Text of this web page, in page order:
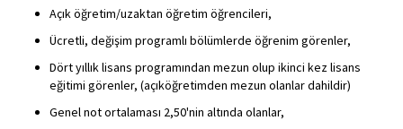
Açık öğretim/uzaktan öğretim öğrencileri,
Ücretli, değişim programlı bölümlerde öğrenim görenler,
Dört yıllık lisans programından mezun olup ikinci kez lisans
eğitimi görenler, (açıköğretimden mezun olanlar dahildir)
Genel not ortalaması 2,50'nin altında olanlar,